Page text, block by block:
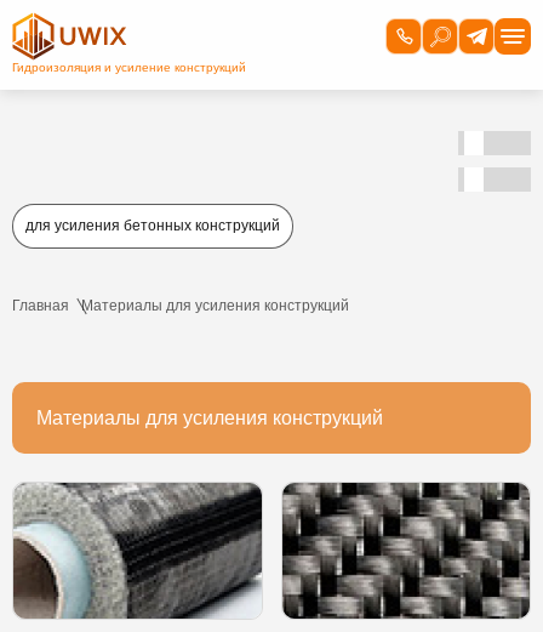
для усиления бетонных конструкций
Главная Материалы для усиления конструкций
Материалы для усиления конструкций